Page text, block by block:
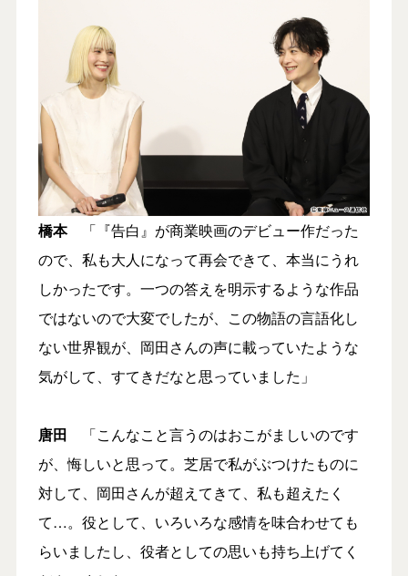
橋本「『告白』が商業映画のデビュー作だった
ので、私も大人になって再会できて、本当にうれ
しかったです。一つの答えを明示するような作品
ではないので大変でしたが、この物語の言語化し
ない世界観が、岡田さんの声に載っていたような
気がして、すてきだなと思っていました」
唐田 「こんなこと言うのはおこがましいのです
が、悔しいと思って。芝居で私がぶつけたものに
対して、岡田さんが超えてきて、私も超えたく
て…。役として、いろいろな感情を味合わせても
らいましたし、役者としての思いも持ち上げてく